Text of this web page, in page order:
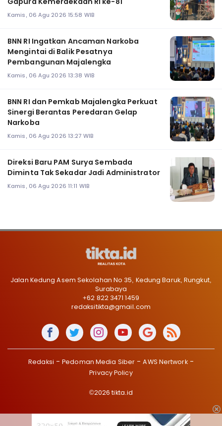
Kamis, 06 Agu 2026 15:58 WIB
BNN RI Ingatkan Ancaman Narkoba
Mengintai di Balik Pesatnya
Pembangunan Majalengka
Kamis, 06 Agu 2026 13:38 WIB
BNN RI dan Pemkab Majalengka Perkuat
Sinergi Berantas Peredaran Gelap
Narkoba
Kamis, 06 Agu 2026 13:27 WIB
Direksi Baru PAM Surya Sembada
Diminta Tak Sekadar Jadi Administrator
Kamis, 06 Agu 2026 11:11 WIB
Jalan Kedung Asem Sekolahan No 35, Kedung Baruk, Rungkut,
Surabaya
+62 822 3471 1459
redaksitikta@gmail.com
Redaksi Pedoman Media Siber
AWS Nertwork
Privacy Policy
©2026 tikta.id